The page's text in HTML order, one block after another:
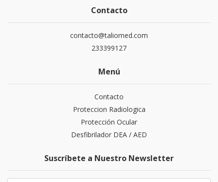
Contacto
contacto@taliomed.com
233399127
Menú
Contacto
Proteccion Radiologica
Protección Ocular
Desfibrilador DEA / AED
Suscríbete a Nuestro Newsletter